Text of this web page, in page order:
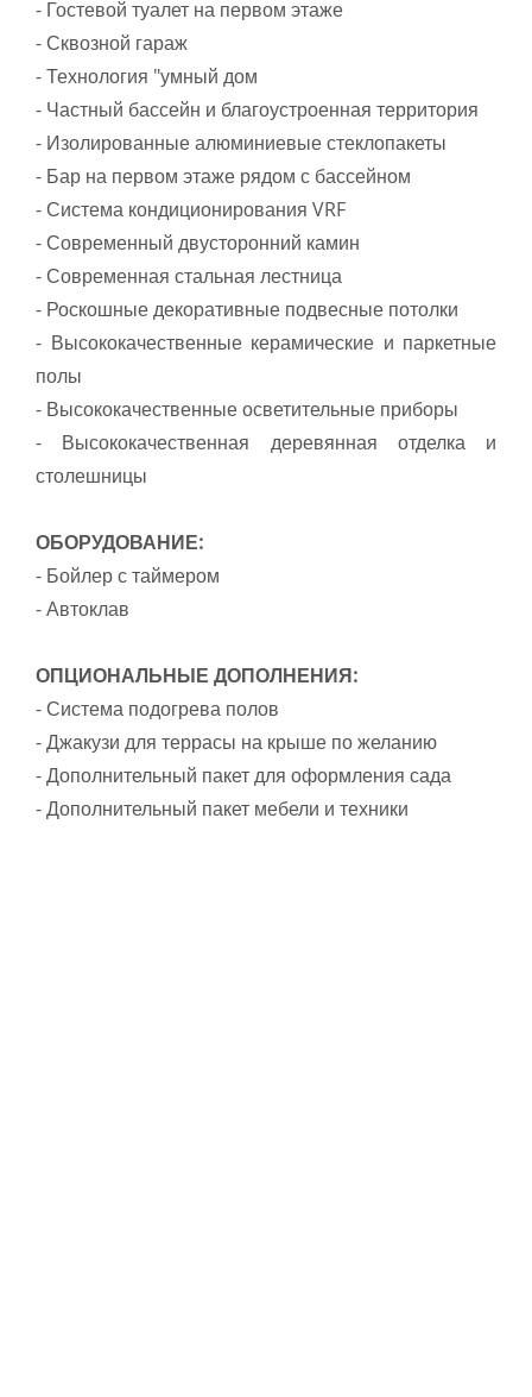
- Гостевой туалет на первом этаже
- Сквозной гараж
- Технология "умный дом
- Частный бассейн и благоустроенная территория
- Изолированные алюминиевые стеклопакеты
- Бар на первом этаже рядом с бассейном
- Система кондиционирования VRF
- Современный двусторонний камин
- Современная стальная лестница
- Роскошные декоративные подвесные потолки
- Высококачественные керамические и паркетные
полы
- Высококачественные осветительные приборы
- Высококачественная деревянная отделка и
столешницы
ОБОРУДОВАНИЕ:
- Бойлер с таймером
- Автоклав
ОПЦИОНАЛЬНЫЕ ДОПОЛНЕНИЯ:
- Система подогрева полов
- Джакузи для террасы на крыше по желанию
- Дополнительный пакет для оформления сада
- Дополнительный пакет мебели и техники